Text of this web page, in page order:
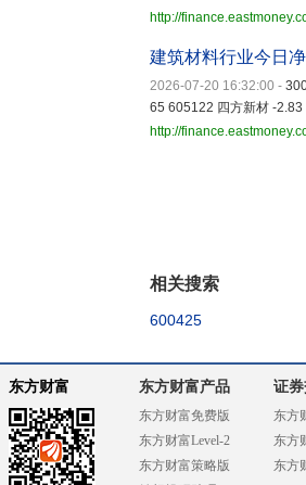
http://
建筑材料行业今日
2026-07-20 16:32:00 -
65 605122 四方新材 -
http://
相关搜索
600425
东方财富 东方财富产品
东方财富免费版
东方财富Level-2
东方财富策略版
证
东方
东方
东方